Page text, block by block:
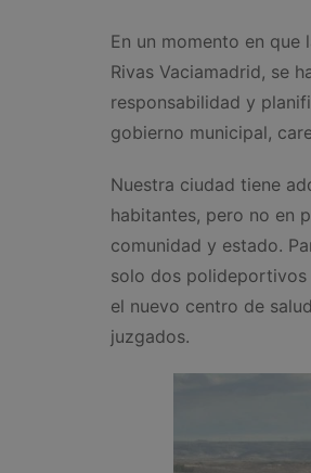
En un momento en
Rivas Vaciamadrid, se
responsabilidad y
gobierno municipal,
Nuestra ciudad tiene
habitantes, pero no en
comunidad y estado.
solo dos polideportivos
el nuevo centro de
juzgados.